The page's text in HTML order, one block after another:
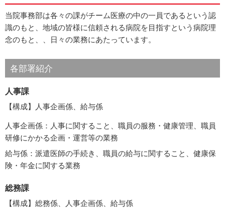
当院事務部は各々の課がチーム医療の中の一員であるという認
識のもと、地域の皆様に信頼される病院を目指すという病院理
念のもと、、日々の業務にあたっています。
各部署紹介
人事課
【構成】人事企画係、給与係
人事企画係：人事に関すること、職員の服務・健康管理、職員
研修にかかる企画・運営等の業務
給与係：派遣医師の手続き、職員の給与に関すること、健康保
険・年金に関する業務
総務課
【構成】総務係、人事企画係、給与係